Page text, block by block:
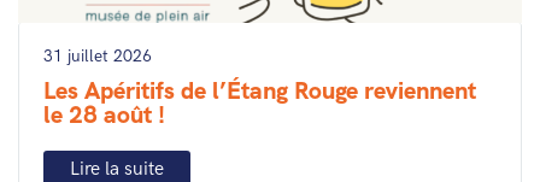
31 juillet 2026
Les Apéritifs de l’Étang Rouge reviennent
le 28 août !
Lire la suite